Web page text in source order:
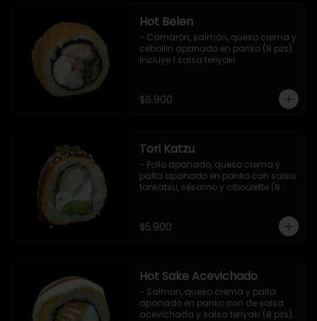
Hot Belen
- Camarón, salmón, queso crema y
cebollin apanado en panko (8 pzs).
Incluye 1 salsa teriyaki.
$6.900
Tori Katzu
- Pollo apanado, queso crema y
palta apanado en panko con salsa
tonkatsu, sésamo y ciboulette (8
$5.900
Hot Sake Acevichado
- Salmon, queso crema y palta
apanado en panko con de salsa
acevichada y salsa teriyaki (8 pzs).